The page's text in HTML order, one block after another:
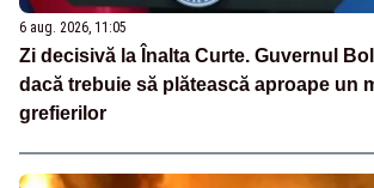
6 aug. 2026, 11:05
Zi decisivă la Înalta Curte. Guvernul
dacă trebuie să plătească aproape un
grefierilor